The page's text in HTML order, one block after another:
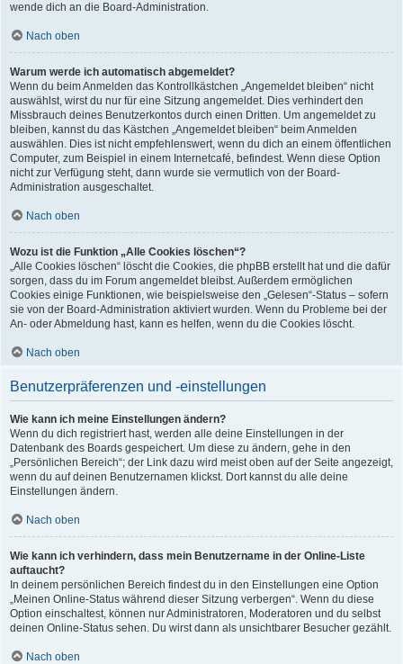
wende dich an die Board-Administration.
Nach oben
Warum werde ich automatisch abgemeldet?
Wenn du beim Anmelden das Kontrollkästchen „Angemeldet bleiben“ nicht
auswählst, wirst du nur für eine Sitzung angemeldet. Dies verhindert den
Missbrauch deines Benutzerkontos durch einen Dritten. Um angemeldet zu
bleiben, kannst du das Kästchen „Angemeldet bleiben“ beim Anmelden
auswählen. Dies ist nicht empfehlenswert, wenn du dich an einem öffentlichen
Computer, zum Beispiel in einem Internetcafé, befindest. Wenn diese Option
nicht zur Verfügung steht, dann wurde sie vermutlich von der Board-
Administration ausgeschaltet.
Nach oben
Wozu ist die Funktion „Alle Cookies löschen“?
„Alle Cookies löschen“ löscht die Cookies, die phpBB erstellt hat und die dafür
sorgen, dass du im Forum angemeldet bleibst. Außerdem ermöglichen
Cookies einige Funktionen, wie beispielsweise den „Gelesen“-Status – sofern
sie von der Board-Administration aktiviert wurden. Wenn du Probleme bei der
An- oder Abmeldung hast, kann es helfen, wenn du die Cookies löscht.
Nach oben
Benutzerpräferenzen und -einstellungen
Wie kann ich meine Einstellungen ändern?
Wenn du dich registriert hast, werden alle deine Einstellungen in der
Datenbank des Boards gespeichert. Um diese zu ändern, gehe in den
„Persönlichen Bereich“; der Link dazu wird meist oben auf der Seite angezeigt,
wenn du auf deinen Benutzernamen klickst. Dort kannst du alle deine
Einstellungen ändern.
Nach oben
Wie kann ich verhindern, dass mein Benutzername in der Online-Liste
auftaucht?
In deinem persönlichen Bereich findest du in den Einstellungen eine Option
„Meinen Online-Status während dieser Sitzung verbergen“. Wenn du diese
Option einschaltest, können nur Administratoren, Moderatoren und du selbst
deinen Online-Status sehen. Du wirst dann als unsichtbarer Besucher gezählt.
Nach oben